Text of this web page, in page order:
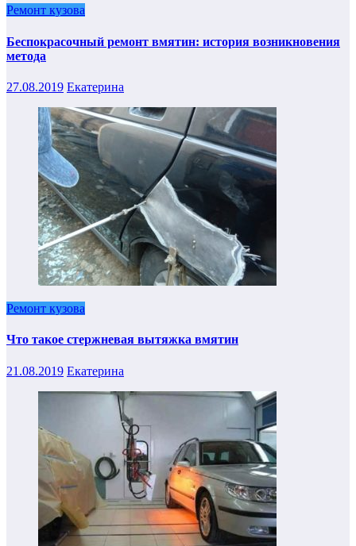
Ремонт кузова
Беспокрасочный ремонт вмятин: история возникновения
метода
27.08.2019 Екатерина
Ремонт кузова
Что такое стержневая вытяжка вмятин
21.08.2019 Екатерина